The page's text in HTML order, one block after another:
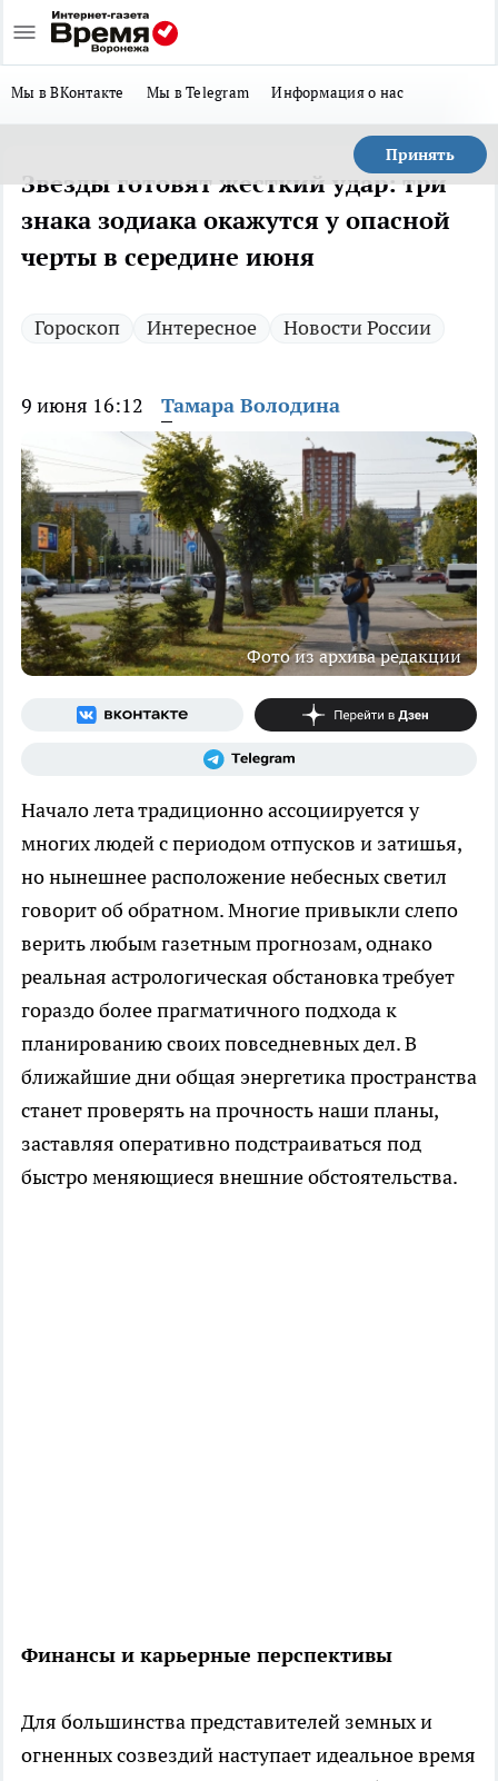
Мы в ВКонтакте Мы в Telegram Информация о нас
Принять
Звезды готовят жесткий удар: три
знака зодиака окажутся у опасной
черты в середине июня
Гороскоп Интересное Новости России
9 июня 16:12 Тамара Володина
Фото из архива редакции
Начало лета традиционно ассоциируется у
многих людей с периодом отпусков и затишья,
но нынешнее расположение небесных светил
говорит об обратном. Многие привыкли слепо
верить любым газетным прогнозам, однако
реальная астрологическая обстановка требует
гораздо более прагматичного подхода к
планированию своих повседневных дел. В
ближайшие дни общая энергетика пространства
станет проверять на прочность наши планы,
заставляя оперативно подстраиваться под
быстро меняющиеся внешние обстоятельства.
Финансы и карьерные перспективы
Для большинства представителей земных и
огненных созвездий наступает идеальное время